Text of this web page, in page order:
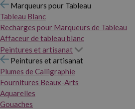
Marqueurs pour Tableau
Tableau Blanc
Recharges pour Marqueurs de Tableau
Affaceur de tableau blanc
Peintures et artisanat
Peintures et artisanat
Plumes de Calligraphie
Fournitures Beaux-Arts
Aquarelles
Gouaches